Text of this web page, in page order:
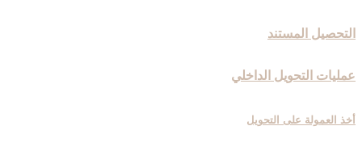
التحصيل المستند
عمليات التحويل الداخلي
أخذ العمولة على التحويل